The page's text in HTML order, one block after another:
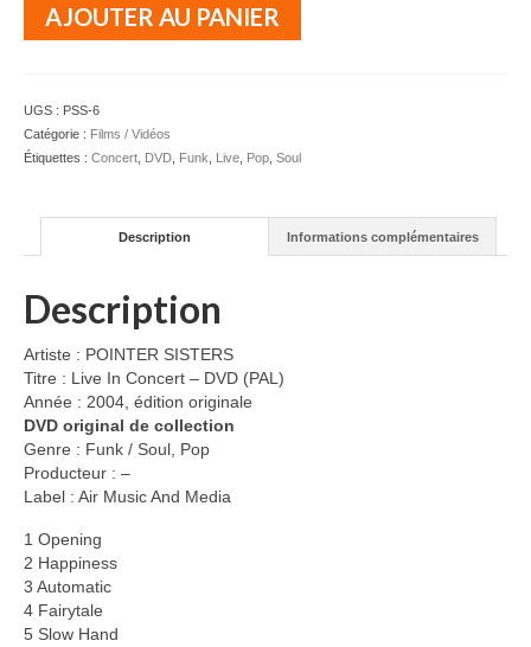
In
Concert
DVD
AJOUTER AU PANIER
UGS : PSS-6
Catégorie : Films / Vidéos
Étiquettes : Concert DVD Funk Live Pop Soul
Description Informations complémentaires
Description
Artiste : POINTER SISTERS
Titre : Live In Concert – DVD (PAL)
Année : 2004, édition originale
DVD original de collection
Genre : Funk / Soul, Pop
Producteur : –
Label : Air Music And Media
1 Opening
2 Happiness
3 Automatic
4 Fairytale
5 Slow Hand